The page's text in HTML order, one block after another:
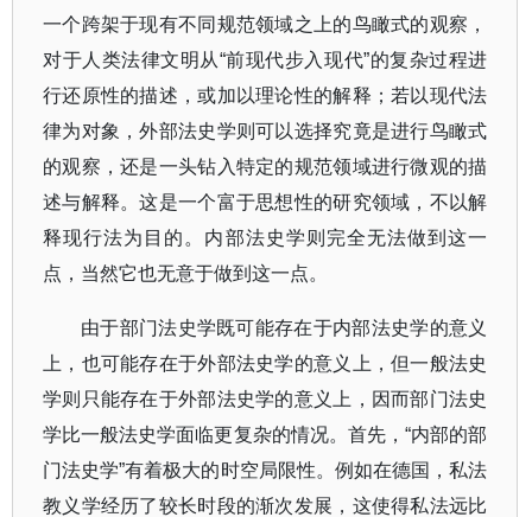
一个跨架于现有不同规范领域之上的鸟瞰式的观察，
对于人类法律文明从“前现代步入现代”的复杂过程进
行还原性的描述，或加以理论性的解释；若以现代法
律为对象，外部法史学则可以选择究竟是进行鸟瞰式
的观察，还是一头钻入特定的规范领域进行微观的描
述与解释。这是一个富于思想性的研究领域，不以解
释现行法为目的。内部法史学则完全无法做到这一
点，当然它也无意于做到这一点。
由于部门法史学既可能存在于内部法史学的意义
上，也可能存在于外部法史学的意义上，但一般法史
学则只能存在于外部法史学的意义上，因而部门法史
学比一般法史学面临更复杂的情况。首先，“内部的部
门法史学”有着极大的时空局限性。例如在德国，私法
教义学经历了较长时段的渐次发展，这使得私法远比